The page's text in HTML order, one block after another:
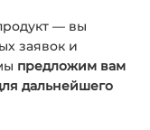
— вы
заявок и
предложим вам
дальнейшего